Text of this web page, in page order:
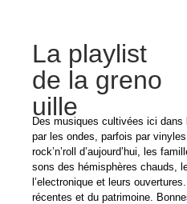
La playlist
de la greno
uille
Des musiques cultivées ici dans
par les ondes, parfois par
rock’n’roll d’aujourd’hui, les
sons des hémisphères chauds,
l’electronique et leurs
récentes et du patrimoine.